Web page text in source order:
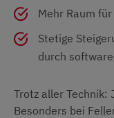
Mehr Raum
Stetige
durch
Trotz aller Technik:
Besonders bei